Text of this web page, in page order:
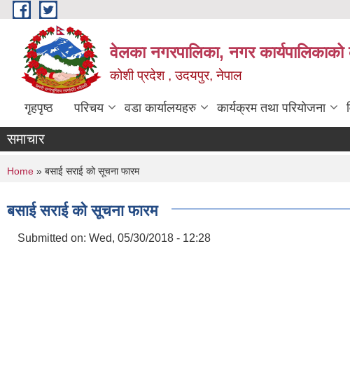
Skip to main content
वेलका नगरपालिका, नगर कार्यपालिकाको
कोशी प्रदेश , उदयपुर, नेपाल
गृहपृष्ठ परिचय वडा कार्यालयहरु कार्यक्रम तथा परियोजना
समाचार
You are here
Home » बसाई सराई को सूचना फारम
बसाई सराई को सूचना फारम
Submitted on: Wed, 05/30/2018 - 12:28